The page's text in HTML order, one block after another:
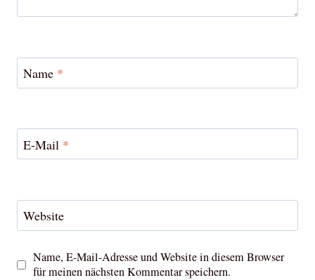
Name *
E-Mail *
Website
Name, E-Mail-Adresse und Website in diesem Browser
für meinen nächsten Kommentar speichern.